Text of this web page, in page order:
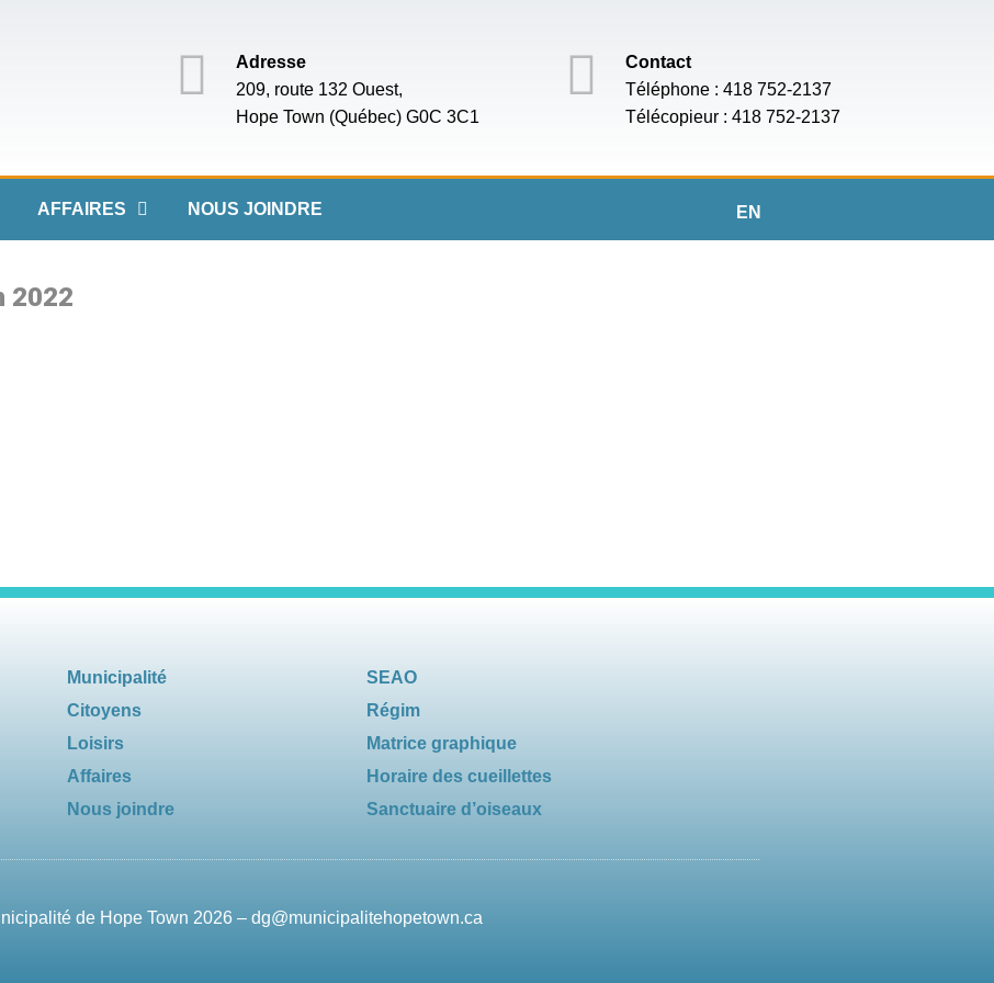
Adresse
209, route 132 Ouest,
Hope Town (Québec) G0C 3C1
Contact
Téléphone : 418 752-2137
Télécopieur : 418 752-2137
AFFAIRES NOUS JOINDRE EN
2022
Municipalité
Citoyens
Loisirs
Affaires
Nous joindre
SEAO
Régim
Matrice graphique
Horaire des cueillettes
Sanctuaire d’oiseaux
de Hope Town 2026 – dg@municipalitehopetown.ca